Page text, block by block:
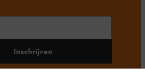
Inschrijven